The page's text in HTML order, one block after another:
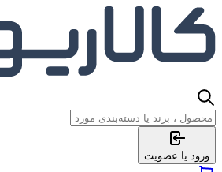
ورود یا عضویت